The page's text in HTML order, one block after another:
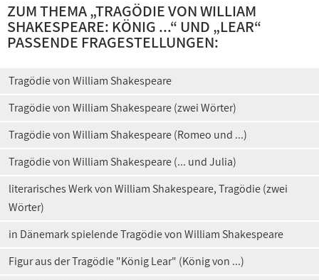
ZUM THEMA „TRAGÖDIE VON WILLIAM
SHAKESPEARE: KÖNIG ...“ UND „LEAR“
PASSENDE FRAGESTELLUNGEN:
Tragödie von William Shakespeare
Tragödie von William Shakespeare (zwei Wörter)
Tragödie von William Shakespeare (Romeo und ...)
Tragödie von William Shakespeare (... und Julia)
literarisches Werk von William Shakespeare, Tragödie (zwei
Wörter)
in Dänemark spielende Tragödie von William Shakespeare
Figur aus der Tragödie "König Lear" (König von ...)